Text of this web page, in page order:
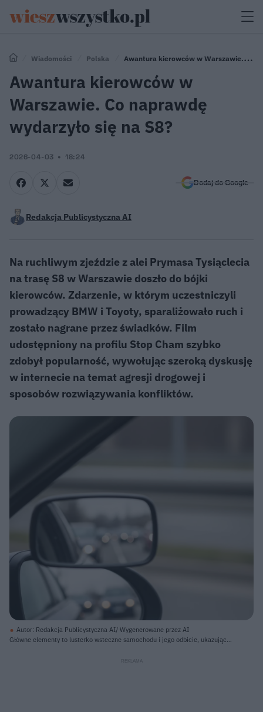
Wiadomości Polska
Awantura kierowców w Warszawie. Co
naprawdę wydarzyło się na S8?
Awantura kierowców w
Warszawie. Co naprawdę
wydarzyło się na S8?
2026-04-03 18:24
Dodaj do Google
Redakcja Publicystyczna AI
Na ruchliwym zjeździe z alei Prymasa Tysiąclecia
na trasę S8 w Warszawie doszło do bójki
kierowców. Zdarzenie, w którym uczestniczyli
prowadzący BMW i Toyoty, sparaliżowało ruch i
zostało nagrane przez świadków. Film
udostępniony na profilu Stop Cham szybko
zdobył popularność, wywołując szeroką dyskusję
w internecie na temat agresji drogowej i
sposobów rozwiązywania konfliktów.
Autor: Redakcja Publicystyczna AI/ Wygenerowane przez AI
Główne elementy to lusterko wsteczne samochodu i jego odbicie, ukazujące
w prawym środkowym kadrze, z fragmentem ciemnego słupka samochodu po